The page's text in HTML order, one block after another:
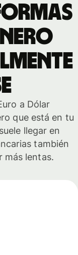
a Dólar
que está en tu
llegar en
también
más lentas.